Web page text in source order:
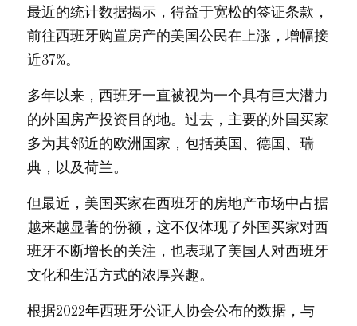
最近的统计数据揭示，得益于宽松的签证条款，
前往西班牙购置房产的美国公民在上涨，增幅接
近37%。
多年以来，西班牙一直被视为一个具有巨大潜力
的外国房产投资目的地。过去，主要的外国买家
多为其邻近的欧洲国家，包括英国、德国、瑞
典，以及荷兰。
但最近，美国买家在西班牙的房地产市场中占据
越来越显著的份额，这不仅体现了外国买家对西
班牙不断增长的关注，也表现了美国人对西班牙
文化和生活方式的浓厚兴趣。
根据2022年西班牙公证人协会公布的数据，与